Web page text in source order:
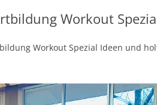
Workout
Workout Spezial Ideen und